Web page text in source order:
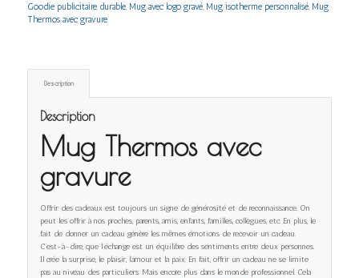
Goodie publicitaire durable, Mug avec logo gravé, Mug isotherme personnalisé, Mug
Thermos avec gravure
Description
Description
Mug Thermos avec
gravure
Offrir des cadeaux est toujours un signe de générosité et de reconnaissance. On
peut les offrir à nos proches, parents, amis, enfants, familles, collègues, etc. En plus, le
fait de donner un cadeau génère les mêmes émotions de recevoir un cadeau.
C’est-à-dire, que l’échange est un équilibre des sentiments entre deux personnes.
Il crée la surprise, le plaisir, l’amour et la paix. En fait, offrir un cadeau ne se limite
pas au niveau des particuliers. Mais encore plus dans le monde professionnel. Cela